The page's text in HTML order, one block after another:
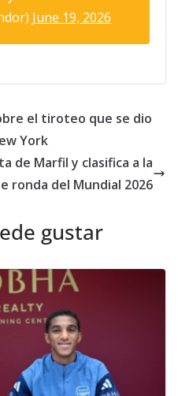
June 19, 2026
el tiroteo que se dio
York
de Marfil y clasifica a la
ronda del Mundial 2026
gustar